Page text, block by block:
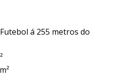
á 255 metros do